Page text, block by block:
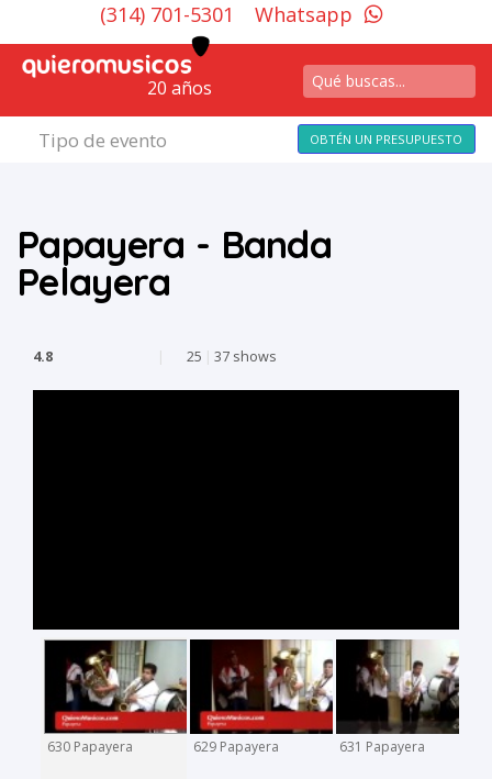
(314) 701-5301 Whatsapp
20 años
Tipo de evento OBTÉN UN PRESUPUESTO
Papayera - Banda
Pelayera
4.8 | 25 | 37 shows
630 Papayera 629 Papayera 631 Papayera